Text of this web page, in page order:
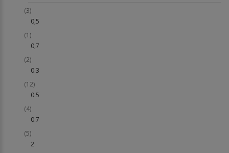
0,5
(3)
0,7
(1)
0.3
(2)
0.5
(12)
0.7
(4)
2
(5)